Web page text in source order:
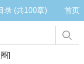
录 (共100章) 首页
]